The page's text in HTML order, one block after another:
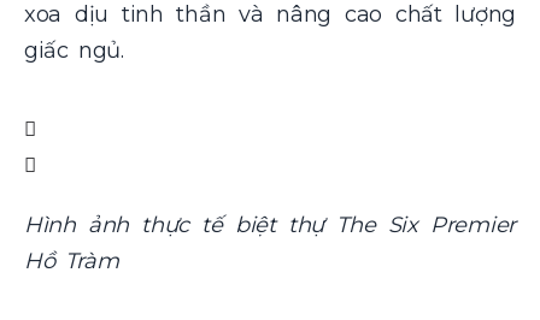
xoa dịu tinh thần và nâng cao chất lượng
giấc ngủ.
Hình ảnh thực tế biệt thự The Six Premier
Hồ Tràm